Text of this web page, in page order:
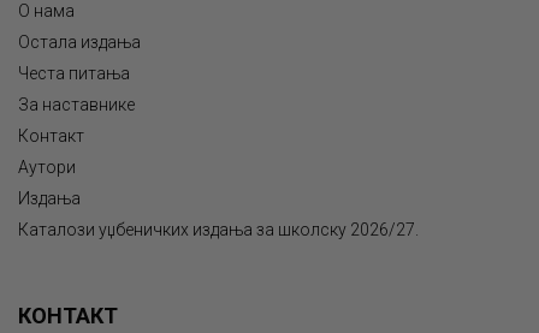
О нама
Остала издања
Честа питања
За наставнике
Контакт
Аутори
Издања
Каталози уџбеничких издања за школску 2026/27.
КОНТАКТ